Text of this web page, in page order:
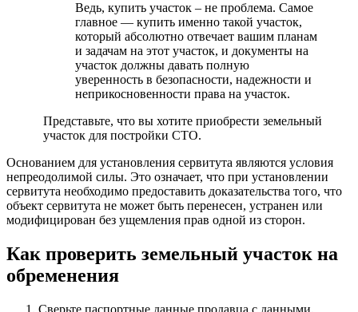
Ведь, купить участок – не проблема. Самое
главное — купить именно такой участок,
который абсолютно отвечает вашим планам
и задачам на этот участок, и документы на
участок должны давать полную
уверенность в безопасности, надежности и
неприкосновенности права на участок.
Представьте, что вы хотите приобрести земельный
участок для постройки СТО.
Основанием для установления сервитута являются условия
непреодолимой силы. Это означает, что при установлении
сервитута необходимо предоставить доказательства того, что
объект сервитута не может быть перенесен, устранен или
модифицирован без ущемления прав одной из сторон.
Как проверить земельный участок на
обременения
Сверьте паспортные данные продавца с данными,